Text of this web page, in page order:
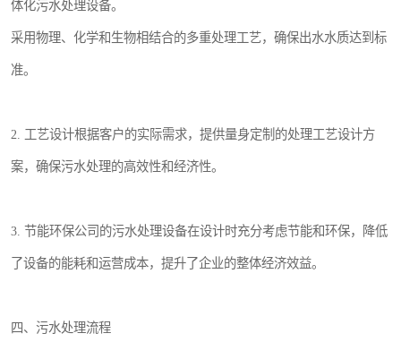
体化污水处理设备。
采用物理、化学和生物相结合的多重处理工艺，确保出水水质达到标
准。
2. 工艺设计根据客户的实际需求，提供量身定制的处理工艺设计方
案，确保污水处理的高效性和经济性。
3. 节能环保公司的污水处理设备在设计时充分考虑节能和环保，降低
了设备的能耗和运营成本，提升了企业的整体经济效益。
四、污水处理流程